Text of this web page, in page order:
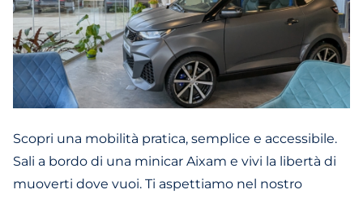
Scopri una mobilità pratica, semplice e accessibile.
Sali a bordo di una minicar Aixam e vivi la libertà di
muoverti dove vuoi. Ti aspettiamo nel nostro